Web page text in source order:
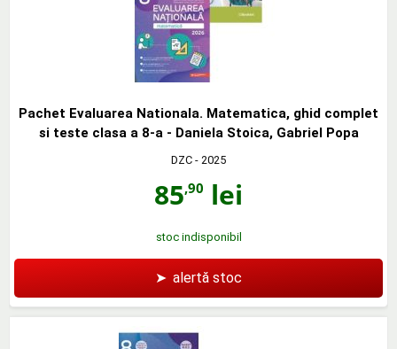
Pachet Evaluarea Nationala. Matematica, ghid complet
si teste clasa a 8-a - Daniela Stoica, Gabriel Popa
DZC - 2025
85,90 lei
stoc indisponibil
➤ alertă stoc